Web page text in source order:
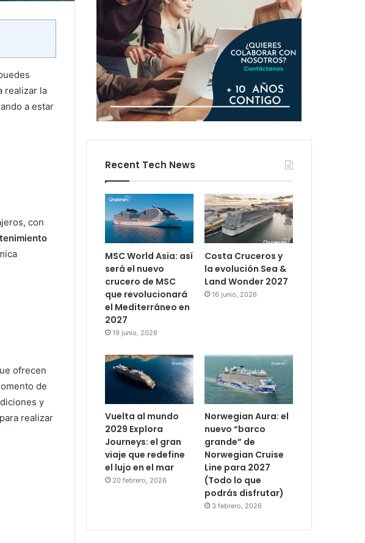
realizar la
a estar
con
ofrecen
de
y
realizar
Recent Tech News
MSC World Asia: así
será el nuevo
crucero de MSC
que revolucionará
el Mediterráneo en
2027
19 junio, 2026
Costa Cruceros y
la evolución Sea &
Land Wonder 2027
16 junio, 2026
Vuelta al mundo
2029 Explora
Journeys: el gran
viaje que redefine
el lujo en el mar
20 febrero, 2026
Norwegian Aura: el
nuevo “barco
grande” de
Norwegian Cruise
Line para 2027
(Todo lo que
podrás disfrutar)
3 febrero, 2026